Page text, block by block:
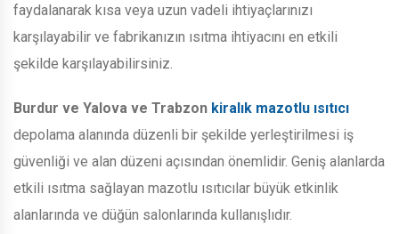
faydalanarak kısa veya uzun vadeli ihtiyaçlarınızı
karşılayabilir ve fabrikanızın ısıtma ihtiyacını en etkili
şekilde karşılayabilirsiniz.
Burdur ve Yalova ve Trabzon kiralık mazotlu ısıtıcı
depolama alanında düzenli bir şekilde yerleştirilmesi iş
güvenliği ve alan düzeni açısından önemlidir. Geniş alanlarda
etkili ısıtma sağlayan mazotlu ısıtıcılar büyük etkinlik
alanlarında ve düğün salonlarında kullanışlıdır.